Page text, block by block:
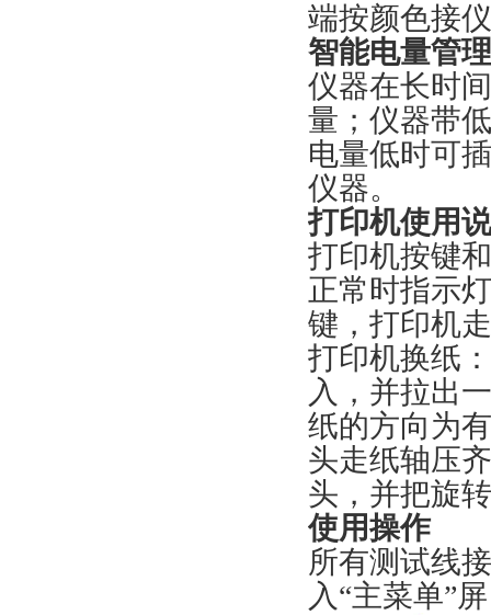
端按颜色接
智能电量管理
仪器在长时
量；仪器带
电量低时可
仪器。
打印机使用
打印机按键
正常时指示
键，
打印机换纸
入，并拉出
纸的方向为
头走纸轴压
头，并把旋
使用操作
所有测试线
入“主菜单”